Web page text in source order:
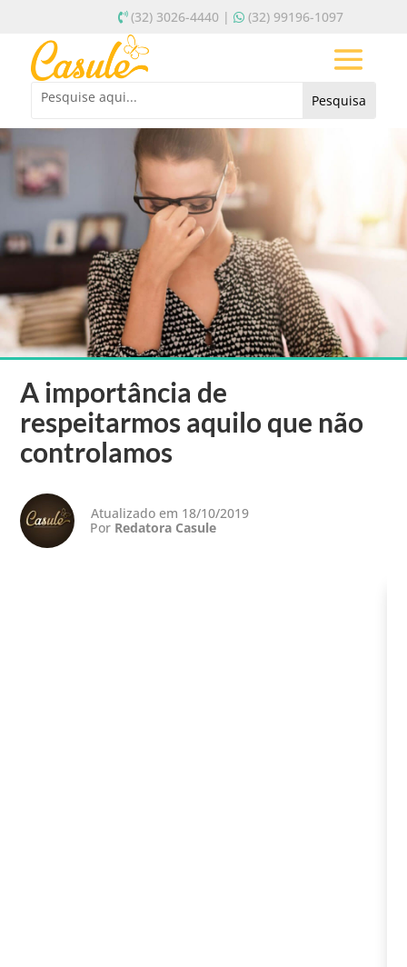
(32) 3026-4440 | (32) 99196-1097
A importância de
respeitarmos aquilo que não
controlamos
Atualizado em 18/10/2019
Por Redatora Casule